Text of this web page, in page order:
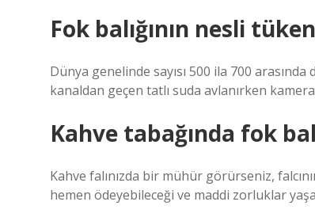
Fok balığının nesli
Dünya genelinde sayısı 500 ila 700
kanaldan geçen tatlı suda avlanırken
Kahve tabağında fok
Kahve falınızda bir mühür görürseniz,
hemen ödeyebileceği ve maddi zorluklar